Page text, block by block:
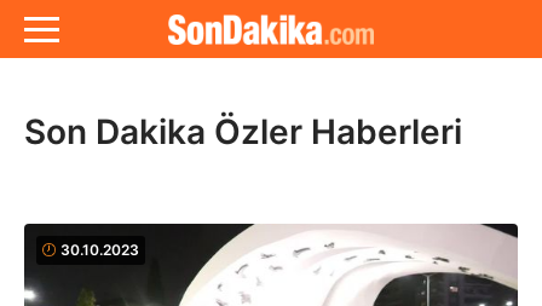
Son Dakika Özler Haberleri
30.10.2023